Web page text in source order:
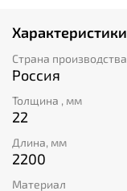
Характеристики
Страна производства
Россия
Толщина , мм
22
Длина, мм
2200
Материал